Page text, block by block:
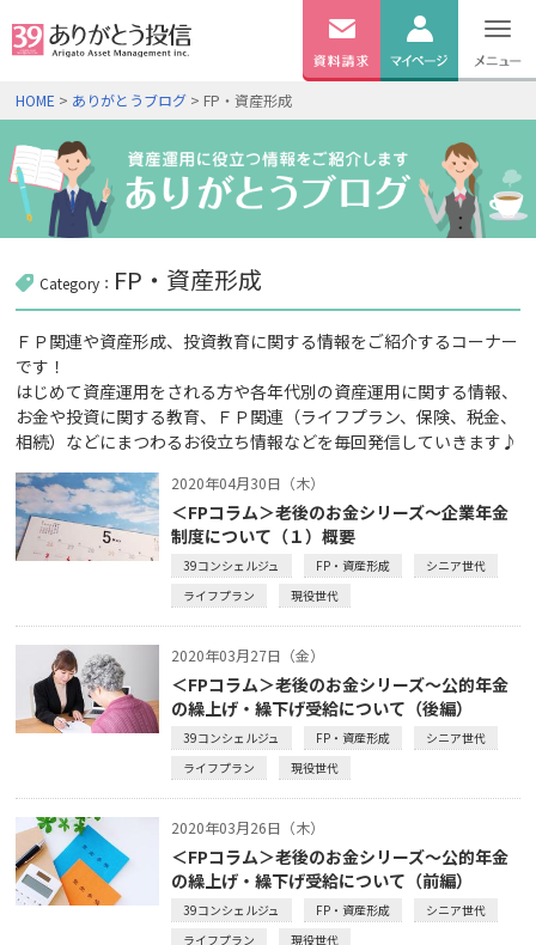
請求
HOME > ありがとうブログ > FP・資産形成
Category： FP・資産形成
ＦＰ関連や資産形成、投資教育に関する情報をご紹介するコーナー
です！
はじめて資産運用をされる方や各年代別の資産運用に関する情報、
お金や投資に関する教育、ＦＰ関連（ライフプラン、保険、税金、
相続）などにまつわるお役立ち情報などを毎回発信していきます♪
2020年04月30日（木）
＜FPコラム＞老後のお金シリーズ～企業年金
制度について（１）概要
39コンシェルジュ FP・資産形成
シニア世代
ライフプラン
現役世代
2020年03月27日（金）
＜FPコラム＞老後のお金シリーズ～公的年金
の繰上げ・繰下げ受給について（後編）
39コンシェルジュ FP・資産形成
シニア世代
ライフプラン
現役世代
2020年03月26日（木）
＜FPコラム＞老後のお金シリーズ～公的年金
の繰上げ・繰下げ受給について（前編）
39コンシェルジュ FP・資産形成
シニア世代
ライフプラン
現役世代